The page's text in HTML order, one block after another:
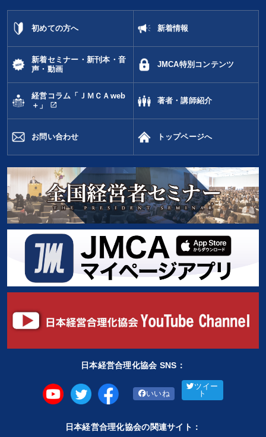
初めての方へ 新着情報
新着セミナー・新刊本・音
声・動画
JMCA特別コンテンツ
経営コラム「ＪＭＣＡweb
＋」
open_in_new
著者・講師紹介
お問い合わせ トップページへ
日本経営合理化協会 SNS：
いいね
ツイー
ト
日本経営合理化協会の関連サイト：